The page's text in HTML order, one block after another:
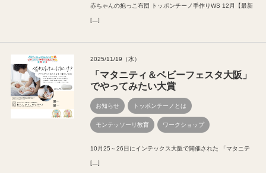
赤ちゃんの抱っこ布団 トッポンチーノ手作りWS 12月【最新
[…]
2025/11/19（水）
「マタニティ＆ベビーフェスタ大阪」
でやってみたい大賞
お知らせ トッポンチーノとは
モンテッソーリ教育 ワークショップ
10月25～26日にインテックス大阪で開催された 「マタニテ
[…]